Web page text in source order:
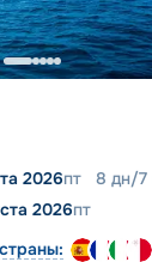
2026пт 8 дн/7
2026пт